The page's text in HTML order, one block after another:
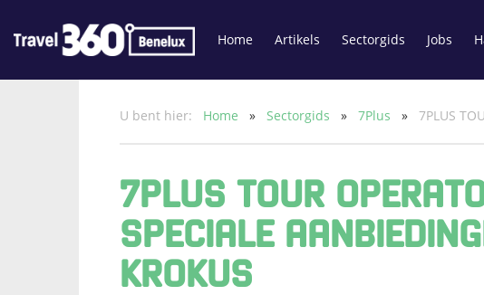
Home Artikels Sectorgids Jobs
U bent hier: Home » Sectorgids » 7Plus » 7PLUS
7PLUS TOUR
SPECIALE
KROKUS